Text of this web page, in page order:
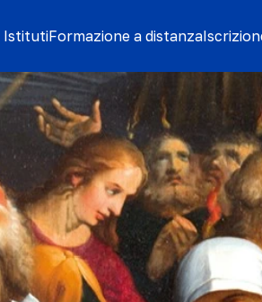
IstitutiFormazione a distanza